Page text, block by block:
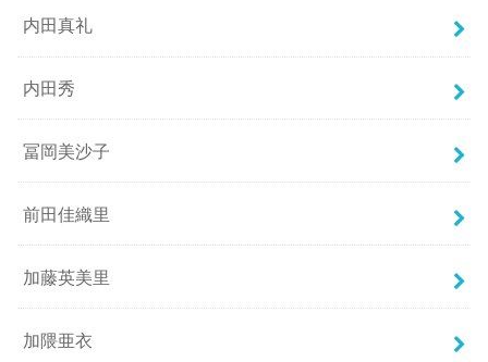
内田真礼
内田秀
冨岡美沙子
前田佳織里
加藤英美里
加隈亜衣